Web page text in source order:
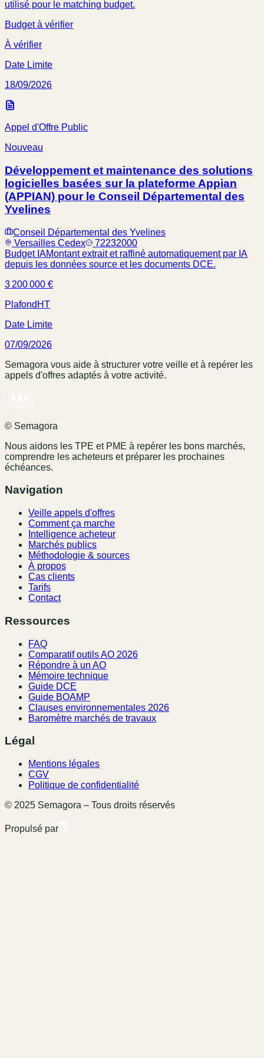
utilisé pour le matching budget.
Budget à vérifier
À vérifier
Date Limite
18/09/2026
Appel d'Offre Public
Nouveau
Développement et maintenance des solutions
logicielles basées sur la plateforme Appian
(APPIAN) pour le Conseil Départemental des
Yvelines
Conseil Départemental des Yvelines
Versailles Cedex
72232000
Budget IAMontant extrait et raffiné automatiquement par IA
depuis les données source et les documents DCE.
3 200 000 €
Plafond HT
Date Limite
07/09/2026
Semagora vous aide à structurer votre veille et à repérer les
appels d'offres adaptés à votre activité.
© Semagora
Nous aidons les TPE et PME à repérer les bons marchés,
comprendre les acheteurs et préparer les prochaines
échéances.
Navigation
Veille appels d'offres
Comment ça marche
Intelligence acheteur
Marchés publics
Méthodologie & sources
À propos
Cas clients
Tarifs
Contact
Ressources
FAQ
Comparatif outils AO 2026
Répondre à un AO
Mémoire technique
Guide DCE
Guide BOAMP
Clauses environnementales 2026
Baromètre marchés de travaux
Légal
Mentions légales
CGV
Politique de confidentialité
© 2025 Semagora – Tous droits réservés
Propulsé par